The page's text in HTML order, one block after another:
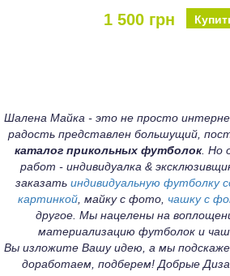
1 500 грн
Шалена Майка - это не просто
радость представлен большущий,
каталог прикольных футболок. Но
работ - индивидуалка &
заказать индивидуальную футболку
картинкой, майку с фото, чашку с
другое. Мы нацелены на
материализацию футболок и
Вы изложите Вашу идею, а мы
доработаем, подберем! Добрые